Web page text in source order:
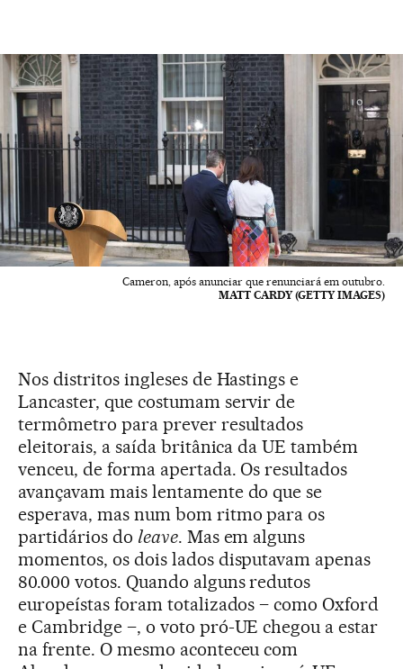
Cameron, após anunciar que renunciará em outubro.
MATT CARDY (GETTY IMAGES)
Nos distritos ingleses de Hastings e
Lancaster, que costumam servir de
termômetro para prever resultados
eleitorais, a saída britânica da UE também
venceu, de forma apertada. Os resultados
avançavam mais lentamente do que se
esperava, mas num bom ritmo para os
partidários do leave. Mas em alguns
momentos, os dois lados disputavam apenas
80.000 votos. Quando alguns redutos
europeístas foram totalizados – como Oxford
e Cambridge –, o voto pró-UE chegou a estar
na frente. O mesmo aconteceu com